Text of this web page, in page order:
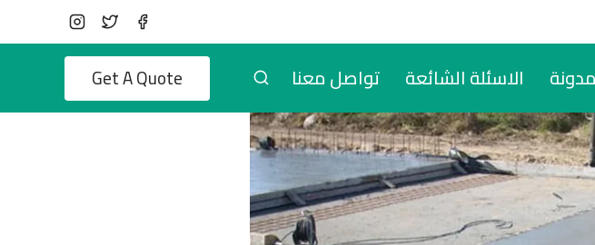
الاسئلة الشائعة تواصل معنا Get A Quote